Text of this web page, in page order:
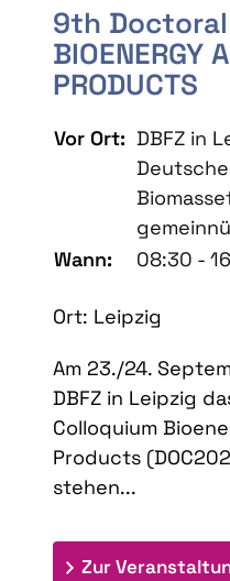
9th
BIOENERGY
PRODUCTS
Vor Ort: DBFZ in
Wann:
08:30 -
Ort: Leipzig
Am 23./24.
DBFZ in Leipzig
Colloquium
Products
stehen...
Zur